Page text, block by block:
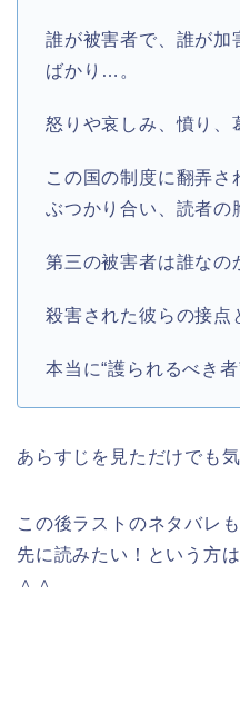
誰が被害者で、誰が加
ばかり…。
怒りや哀しみ、憤り
この国の制度に翻弄
ぶつかり合い、読者の
第三の被害者は誰なの
殺害された彼らの接点
本当に“護られるべき
あらすじを見ただけでも
この後ラストのネタバレ
先に読みたい！という方
＾＾